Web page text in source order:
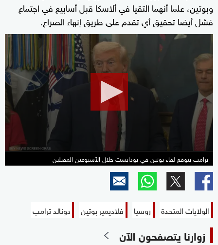
وبوتين، علما أنهما التقيا في ألاسكا قبل أسابيع في اجتماع
فشل أيضا تحقيق أي تقدم على طريق إنهاء الصراع.
0
seconds
of
24
seconds
ترامب يتوقع لقاء بوتين في بودابست خلال الأسبوعين المقبلين
الولايات المتحدة روسيا فلاديمير بوتين دونالد ترامب
زوارنا يتصفحون الآن